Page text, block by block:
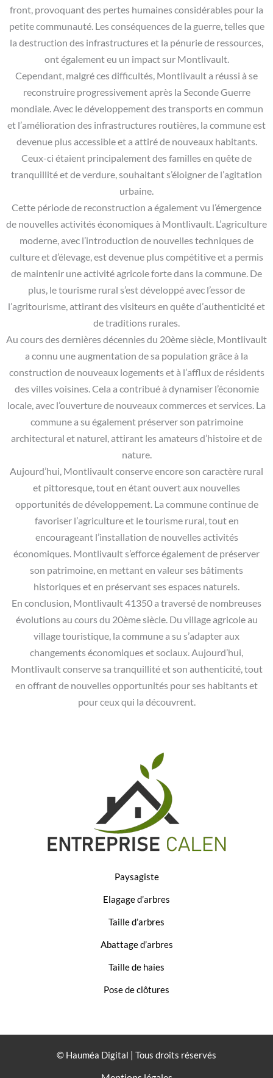
front, provoquant des pertes humaines considérables pour la
petite communauté. Les conséquences de la guerre, telles que
la destruction des infrastructures et la pénurie de ressources,
ont également eu un impact sur Montlivault.
Cependant, malgré ces difficultés, Montlivault a réussi à se
reconstruire progressivement après la Seconde Guerre
mondiale. Avec le développement des transports en commun
et l’amélioration des infrastructures routières, la commune est
devenue plus accessible et a attiré de nouveaux habitants.
Ceux-ci étaient principalement des familles en quête de
tranquillité et de verdure, souhaitant s’éloigner de l’agitation
urbaine.
Cette période de reconstruction a également vu l’émergence
de nouvelles activités économiques à Montlivault. L’agriculture
moderne, avec l’introduction de nouvelles techniques de
culture et d’élevage, est devenue plus compétitive et a permis
de maintenir une activité agricole forte dans la commune. De
plus, le tourisme rural s’est développé avec l’essor de
l’agritourisme, attirant des visiteurs en quête d’authenticité et
de traditions rurales.
Au cours des dernières décennies du 20ème siècle, Montlivault
a connu une augmentation de sa population grâce à la
construction de nouveaux logements et à l’afflux de résidents
des villes voisines. Cela a contribué à dynamiser l’économie
locale, avec l’ouverture de nouveaux commerces et services. La
commune a su également préserver son patrimoine
architectural et naturel, attirant les amateurs d’histoire et de
nature.
Aujourd’hui, Montlivault conserve encore son caractère rural
et pittoresque, tout en étant ouvert aux nouvelles
opportunités de développement. La commune continue de
favoriser l’agriculture et le tourisme rural, tout en
encourageant l’installation de nouvelles activités
économiques. Montlivault s’efforce également de préserver
son patrimoine, en mettant en valeur ses bâtiments
historiques et en préservant ses espaces naturels.
En conclusion, Montlivault 41350 a traversé de nombreuses
évolutions au cours du 20ème siècle. Du village agricole au
village touristique, la commune a su s’adapter aux
changements économiques et sociaux. Aujourd’hui,
Montlivault conserve sa tranquillité et son authenticité, tout
en offrant de nouvelles opportunités pour ses habitants et
pour ceux qui la découvrent.
Paysagiste
Elagage d’arbres
Taille d’arbres
Abattage d’arbres
Taille de haies
Pose de clôtures
© Hauméa Digital | Tous droits réservés